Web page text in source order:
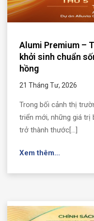
Alumi Premium –
khởi sinh chuẩn
hồng
21 Tháng Tư, 2026
Trong bối cảnh thị
triển mới, những giá trị
trở thành thước[...]
Xem thêm...